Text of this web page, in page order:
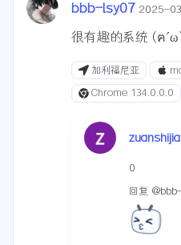
bbb-lsy07 2025-
很有趣的系统 (ฅ
加利福尼亚
Chrome 134.0.0.0
zuanshijia
0
回复